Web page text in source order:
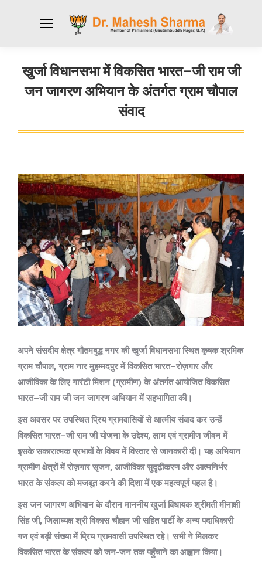
खुर्जा विधानसभा में विकसित भारत–जी राम जी
जन जागरण अभियान के अंतर्गत ग्राम चौपाल
संवाद
You are here:
अपने संसदीय क्षेत्र गौतमबुद्ध नगर की खुर्जा विधानसभा स्थित कृषक श्रमिक
ग्राम चौपाल, ग्राम नार मुहम्मदपुर में विकसित भारत–रोज़गार और
आजीविका के लिए गारंटी मिशन (ग्रामीण) के अंतर्गत आयोजित विकसित
भारत–जी राम जी जन जागरण अभियान में सहभागिता की।
इस अवसर पर उपस्थित प्रिय ग्रामवासियों से आत्मीय संवाद कर उन्हें
विकसित भारत–जी राम जी योजना के उद्देश्य, लाभ एवं ग्रामीण जीवन में
इसके सकारात्मक प्रभावों के विषय में विस्तार से जानकारी दी। यह अभियान
ग्रामीण क्षेत्रों में रोज़गार सृजन, आजीविका सुदृढ़ीकरण और आत्मनिर्भर
भारत के संकल्प को मजबूत करने की दिशा में एक महत्वपूर्ण पहल है।
इस जन जागरण अभियान के दौरान माननीय खुर्जा विधायक श्रीमती मीनाक्षी
सिंह जी, जिलाध्यक्ष श्री विकास चौहान जी सहित पार्टी के अन्य पदाधिकारी
गण एवं बड़ी संख्या में प्रिय ग्रामवासी उपस्थित रहे। सभी ने मिलकर
विकसित भारत के संकल्प को जन-जन तक पहुँचाने का आह्वान किया।